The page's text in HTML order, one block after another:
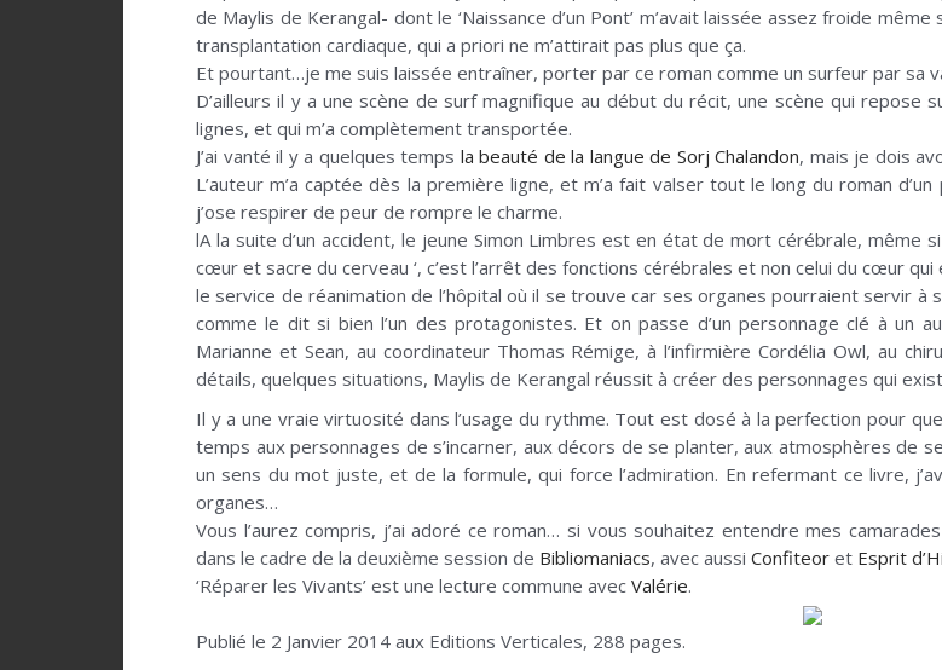
de Maylis de Kerangal- dont le ‘Naissance d’un Pont’ m’avait laissée assez froide
transplantation cardiaque, qui a priori ne m’attirait pas plus que ça.
Et pourtant…je me suis laissée entraîner, porter par ce roman comme un surfeur par sa
D’ailleurs il y a une scène de surf magnifique au début du récit, une scène qui
lignes, et qui m’a complètement transportée.
J’ai vanté il y a quelques temps la beauté de la langue de Sorj Chalandon, mais je dois
L’auteur m’a captée dès la première ligne, et m’a fait valser tout le long du roman
j’ose respirer de peur de rompre le charme.
lA la suite d’un accident, le jeune Simon Limbres est en état de mort cérébrale, même
cœur et sacre du cerveau ‘, c’est l’arrêt des fonctions cérébrales et non celui du cœur
le service de réanimation de l’hôpital où il se trouve car ses organes pourraient servir à
comme le dit si bien l’un des protagonistes. Et on passe d’un personnage clé à un
Marianne et Sean, au coordinateur Thomas Rémige, à l’infirmière Cordélia Owl, au
détails, quelques situations, Maylis de Kerangal réussit à créer des personnages qui
Il y a une vraie virtuosité dans l’usage du rythme. Tout est dosé à la perfection pour
temps aux personnages de s’incarner, aux décors de se planter, aux atmosphères de
un sens du mot juste, et de la formule, qui force l’admiration. En refermant ce livre,
organes…
Vous l’aurez compris, j’ai adoré ce roman… si vous souhaitez entendre mes
dans le cadre de la deuxième session de Bibliomaniacs, avec aussi Confiteor et Esprit
‘Réparer les Vivants’ est une lecture commune avec Valérie.
Publié le 2 Janvier 2014 aux Editions Verticales, 288 pages.